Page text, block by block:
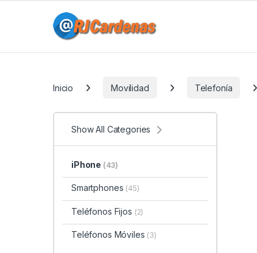
Inicio Movilidad Telefonía
Show All Categories
iPhone (43)
Smartphones (45)
Teléfonos Fijos (2)
Teléfonos Móviles (3)